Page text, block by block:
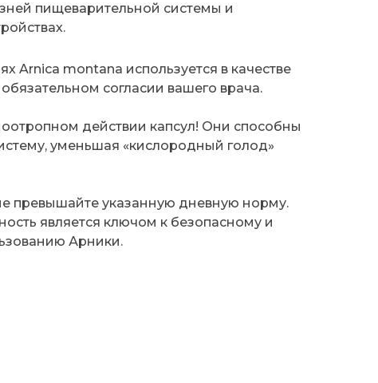
пищеварительной системы и
Arnica montana используется в качестве
согласии вашего врача.
действии капсул! Они способны
уменьшая «кислородный голод»
превышайте указанную дневную норму.
является ключом к безопасному и
Арники.